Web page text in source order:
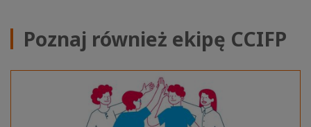
Poznaj również ekipę CCIFP